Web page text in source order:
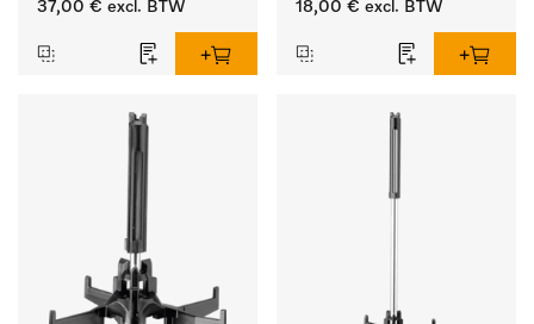
37,00 € excl. BTW 18,00 € excl. BTW